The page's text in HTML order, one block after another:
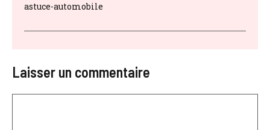
astuce-automobile
Laisser un commentaire